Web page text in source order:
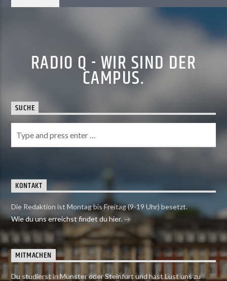
RADIO Q - WIR SIND DER
CAMPUS.
SUCHE
KONTAKT
Die Redaktion ist Montag bis Freitag (9-19 Uhr) besetzt.
Wie du uns erreichst findet du hier.
MITMACHEN
Du studierst in Münster oder Steinfurt und hast Lust uns zu